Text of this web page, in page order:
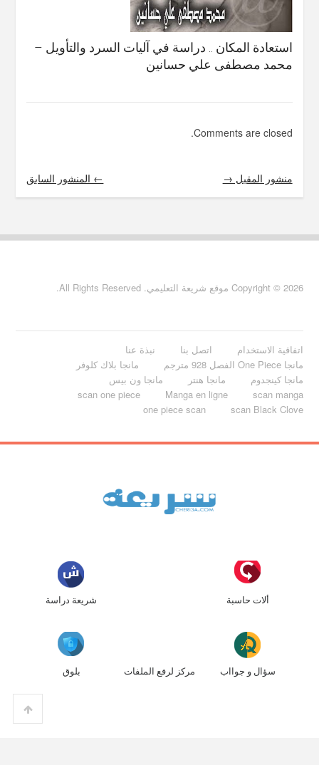
استعادة المكان .. دراسة في آليات السرد والتأويل –
محمد مصطفى علي حسانين
Comments are closed.
← المنشور السابق منشور المقبل →
Copyright © 2026 موقع شريعة التعليمي. All Rights Reserved.
اتفاقية الاستخدام اتصل بنا
نبذة عنا
مانجا One Piece الفصل 928 مترجم
مانجا بلاك كلوفر
مانجا كينجدوم
مانجا هنتر
مانجا ون بيس
scan manga
Manga en ligne
scan one piece
scan Black Clove
one piece scan